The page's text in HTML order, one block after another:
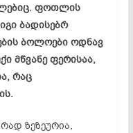
ფოთლის
ბადისებრ
ბოლოები ოდნავ
მწვანე ფერისაა,
რაც
ზეზეურია,